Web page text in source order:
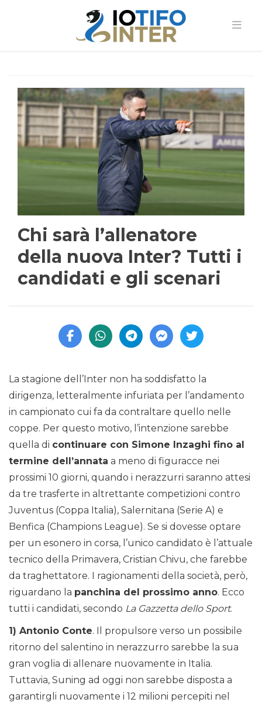
Chi sarà l’allenatore
della nuova Inter? Tutti i
candidati e gli scenari
La stagione dell’Inter non ha soddisfatto la
dirigenza, letteralmente infuriata per l’andamento
in campionato cui fa da contraltare quello nelle
coppe. Per questo motivo, l’intenzione sarebbe
quella di continuare con Simone Inzaghi fino al
termine dell’annata a meno di figuracce nei
prossimi 10 giorni, quando i nerazzurri saranno attesi
da tre trasferte in altrettante competizioni contro
Juventus (Coppa Italia), Salernitana (Serie A) e
Benfica (Champions League). Se si dovesse optare
per un esonero in corsa, l’unico candidato è l’attuale
tecnico della Primavera, Cristian Chivu, che farebbe
da traghettatore. I ragionamenti della società, però,
riguardano la panchina del prossimo anno. Ecco
tutti i candidati, secondo La Gazzetta dello Sport.
1) Antonio Conte. Il propulsore verso un possibile
ritorno del salentino in nerazzurro sarebbe la sua
gran voglia di allenare nuovamente in Italia.
Tuttavia, Suning ad oggi non sarebbe disposta a
garantirgli nuovamente i 12 milioni percepiti nel